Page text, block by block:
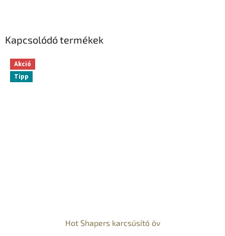
Kapcsolódó termékek
Akció
Tipp
Hot Shapers karcsúsító öv